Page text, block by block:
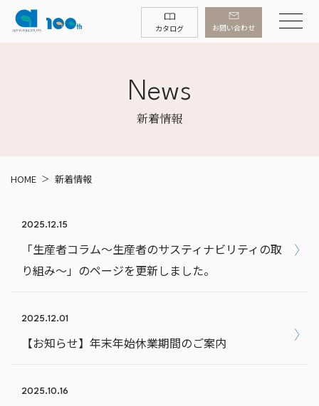
カタログ お問い合わせ
News
新着情報
HOME 新着情報
2025.12.15
「生産者コラム～生産者のサスティナビリティの取
り組み～」のページを更新しました。
2025.12.01
【お知らせ】年末年始休業期間のご案内
2025.10.16